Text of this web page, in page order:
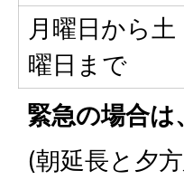
月曜日から土
曜日まで
緊急の場合
(朝延長と夕